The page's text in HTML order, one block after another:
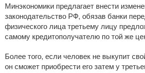
Минэкономики предлагает внести
законодательство РФ, обязав банки
физического лица третьему лицу
самому кредитополучателю по той же
Более того, если человек не выкупит
он сможет приобрести его затем у